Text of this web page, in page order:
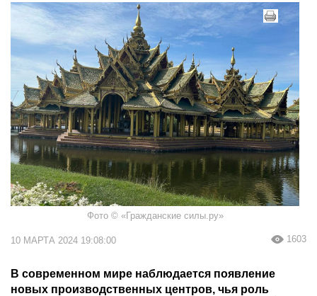
Фото © «Гражданские силы.ру»
10 МАРТА 2024 19:08:00 1603
В современном мире наблюдается появление
новых производственных центров, чья роль